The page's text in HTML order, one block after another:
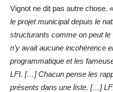
Vignot ne dit pas autre chose.
le projet municipal depuis le
structurants comme on peut
n’y avait aucune incohérence
programmatique et les
LFI. […] Chacun pense les
présents dans une liste. […]